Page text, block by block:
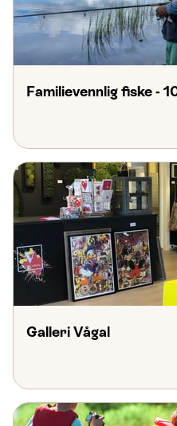
Familievennlig fiske -
Galleri Vågal